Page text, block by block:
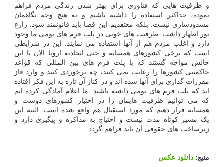
و ظرفیت هایی که فناوری برای بهتر شدن زندگی مردم فراهم
نموده، حداکثر استفاده را داشته باشیم و به هیچ وجه نگاهمان
مسدودسازی نیست. بلکه معتقدیم این فضا باید قانونمند شود. زارع
پور اظهار داشت: ظرفیت های خوبی در پلت فرم های بومی ما وجود
دارد و اغلب مردم هم از آنها استفاده می نمایند. این در شرایطی
است که برخی کشورهای همسایه و حتی اتحادیه اروپا الان با این
چالش مواجه گشتند که با پلت فرم های بین المللی که قواعد
حاکمیتی کشورها را رعایت نمی کنند، چه برخوردی کنند و وارد فاز
مقررات گذاری برای آنها شده اند و در کنار آن تازه به این فکر افتاده
اند که پلت فرم های بومی داشته باشند. ما اعلام آمادگی کرده ایم
که می توانیم ظرفیت هایمان را در اختیار کشورهای دوست و
همسایه قرار دهیم که مورد استقبال هم واقع شده است. البته این
یک مسیر کوتاه مدت نیست و احتیاج به مذاکره و پیگیری دارد و
زیرساخت های حقوقی آن باید فراهم گردد.
منبع: دانلود عكس